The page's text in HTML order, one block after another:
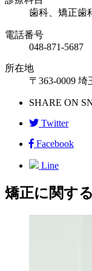
歯科、矯正歯
電話番号
048-871-5687
所在地
〒363-0009
SHARE ON
Twitter
Facebook
Line
矯正に関す